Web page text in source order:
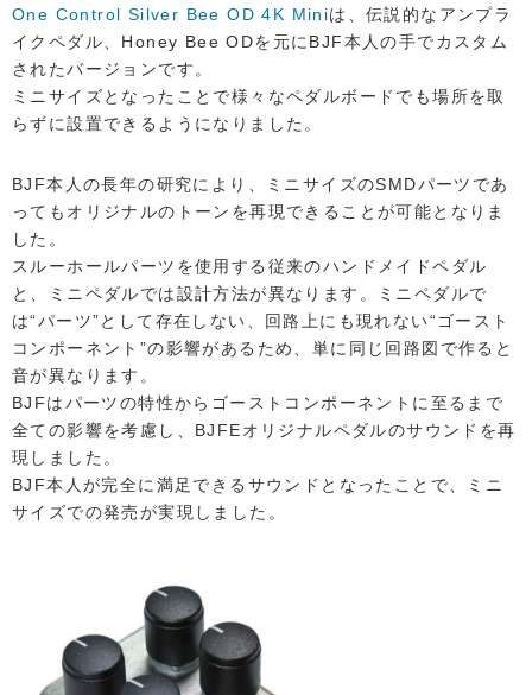
One Control Silver Bee OD 4K Miniは、伝説的なアンプラ
イクペダル、Honey Bee ODを元にBJF本人の手でカスタム
されたバージョンです。
ミニサイズとなったことで様々なペダルボードでも場所を取
らずに設置できるようになりました。
BJF本人の長年の研究により、ミニサイズのSMDパーツであ
ってもオリジナルのトーンを再現できることが可能となりま
した。
スルーホールパーツを使用する従来のハンドメイドペダル
と、ミニペダルでは設計方法が異なります。ミニペダルで
は“パーツ”として存在しない、回路上にも現れない“ゴースト
コンポーネント”の影響があるため、単に同じ回路図で作ると
音が異なります。
BJFはパーツの特性からゴーストコンポーネントに至るまで
全ての影響を考慮し、BJFEオリジナルペダルのサウンドを再
現しました。
BJF本人が完全に満足できるサウンドとなったことで、ミニ
サイズでの発売が実現しました。